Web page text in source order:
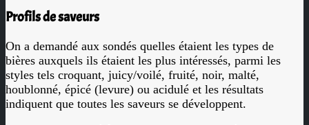
Profils de saveurs
On a demandé aux sondés quelles étaient les types de
bières auxquels ils étaient les plus intéressés, parmi les
styles tels croquant, juicy/voilé, fruité, noir, malté,
houblonné, épicé (levure) ou acidulé et les résultats
indiquent que toutes les saveurs se développent.